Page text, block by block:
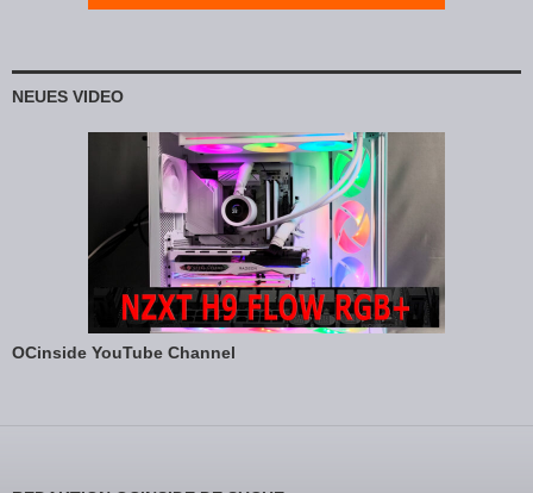
NEUES VIDEO
OCinside YouTube Channel